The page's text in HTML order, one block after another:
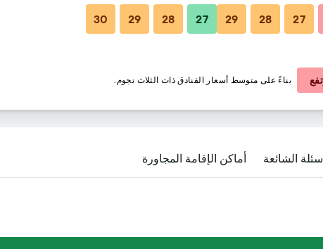
126 ﷼
الشائعة أماكن الإقامة المجاورة
27
28
29
27
28
29
30
بناءً على متوسط أسعار الفنادق ذات الثلاث نجوم.